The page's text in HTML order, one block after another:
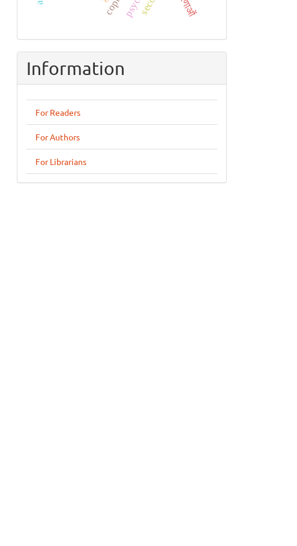
Information
For Readers
For Authors
For Librarians